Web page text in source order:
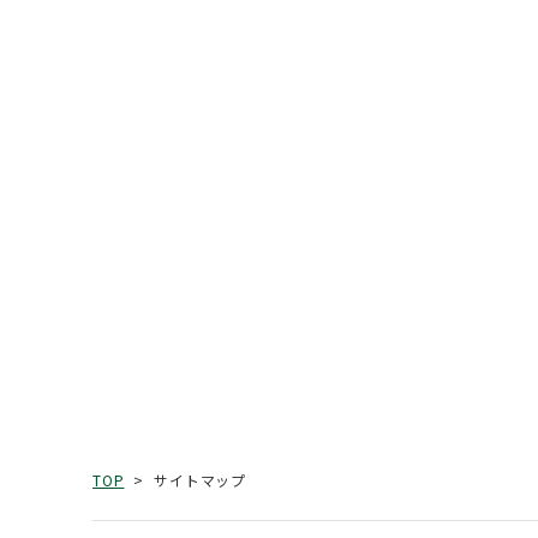
TOP サイトマップ